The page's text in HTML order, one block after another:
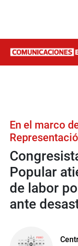
En el marco
Popular
de labor
ante